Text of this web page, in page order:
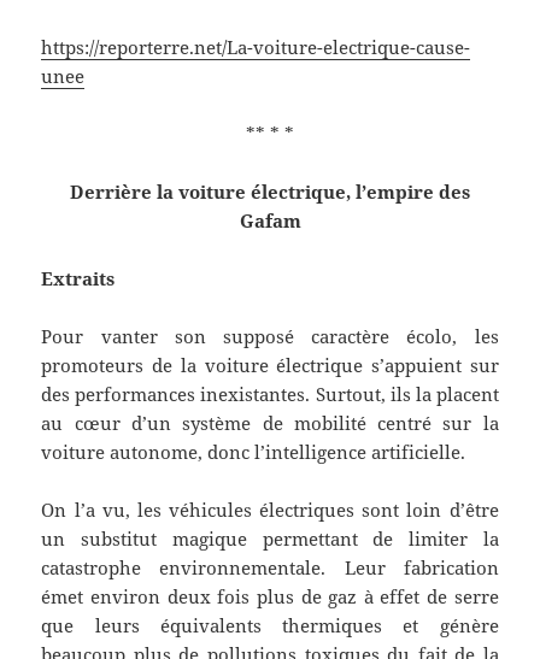
https://reporterre.net/La-voiture-electrique-cause-
unee
** * *
Derrière la voiture électrique, l’empire des
Gafam
Extraits
Pour vanter son supposé caractère écolo, les
promoteurs de la voiture électrique s’appuient sur
des performances inexistantes. Surtout, ils la placent
au cœur d’un système de mobilité centré sur la
voiture autonome, donc l’intelligence artificielle.
On l’a vu, les véhicules électriques sont loin d’être
un substitut magique permettant de limiter la
catastrophe environnementale. Leur fabrication
émet environ deux fois plus de gaz à effet de serre
que leurs équivalents thermiques et génère